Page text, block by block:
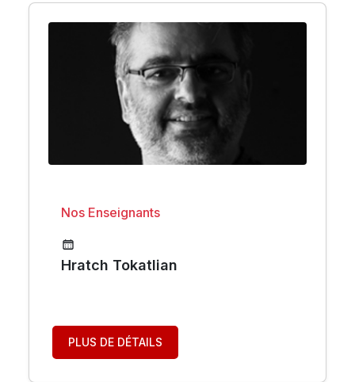
Nos Enseignants
Hratch Tokatlian
PLUS DE DÉTAILS